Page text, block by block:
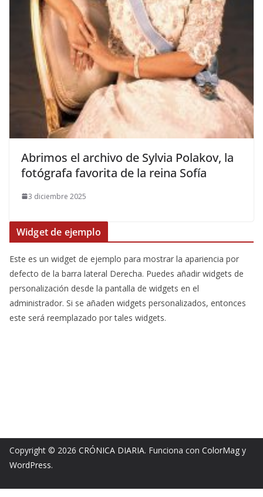
​Abrimos el archivo de Sylvia Polakov, la
fotógrafa favorita de la reina Sofía
3 diciembre 2025
Widget de ejemplo
Este es un widget de ejemplo para mostrar la apariencia por
defecto de la barra lateral Derecha. Puedes añadir widgets de
personalización desde la pantalla de widgets en el
administrador. Si se añaden widgets personalizados, entonces
este será reemplazado por tales widgets.
Copyright © 2026 CRÓNICA DIARIA. Funciona con ColorMag y
WordPress.